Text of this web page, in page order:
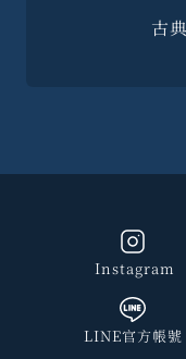
古
Instagram
LINE官方帳號